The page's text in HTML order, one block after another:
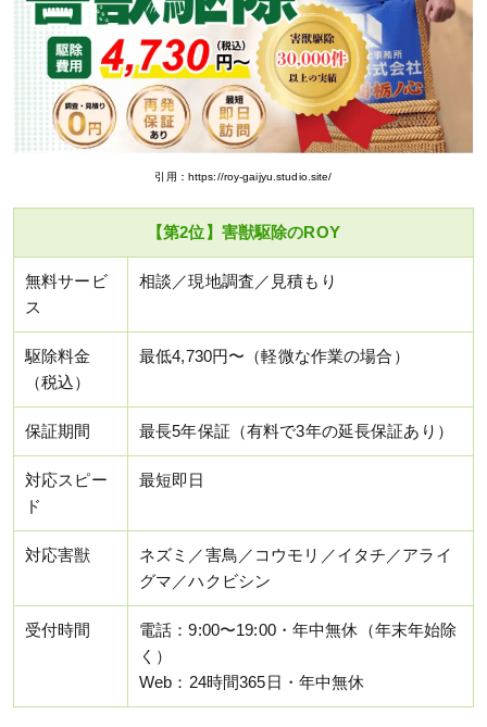
引用：https://roy-gaijyu.studio.site/
【第2位】害獣駆除のROY
無料サービ
ス
相談／現地調査／見積もり
駆除料金
（税込）
最低4,730円〜（軽微な作業の場合）
保証期間 最長5年保証（有料で3年の延長保証あり）
対応スピー
ド
最短即日
対応害獣
ネズミ／害鳥／コウモリ／イタチ／アライ
グマ／ハクビシン
受付時間
電話：9:00〜19:00・年中無休（年末年始除
く）
Web：24時間365日・年中無休